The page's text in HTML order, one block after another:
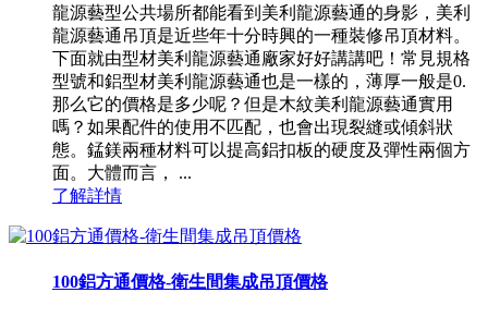
龍源藝型公共場所都能看到美利龍源藝通的身影，美利
龍源藝通吊頂是近些年十分時興的一種裝修吊頂材料。
下面就由型材美利龍源藝通廠家好好講講吧！常見規格
型號和鋁型材美利龍源藝通也是一樣的，薄厚一般是0.
那么它的價格是多少呢？但是木紋美利龍源藝通實用
嗎？如果配件的使用不匹配，也會出現裂縫或傾斜狀
態。錳鎂兩種材料可以提高鋁扣板的硬度及彈性兩個方
面。大體而言， ...
了解詳情
100鋁方通價格-衛生間集成吊頂價格